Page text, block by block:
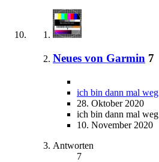
Neues von Garmin 7
ich bin dann mal weg
28. Oktober 2020
ich bin dann mal weg
10. November 2020
Antworten
7